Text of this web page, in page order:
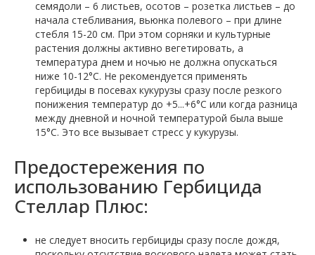
семядоли – 6 листьев, осотов – розетка листьев – до
начала стебливания, вьюнка полевого – при длине
стебля 15-20 см. При этом сорняки и культурные
растения должны активно вегетировать, а
температура днем ​​и ночью не должна опускаться
ниже 10-12°С. Не рекомендуется применять
гербициды в посевах кукурузы сразу после резкого
понижения температур до +5...+6°С или когда разница
между дневной и ночной температурой была выше
15°С. Это все вызывает стресс у кукурузы.
Предостережения по
использованию Гербицида
Стеллар Плюс:
не следует вносить гербициды сразу после дождя,